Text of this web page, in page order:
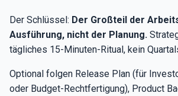
Der Schlüssel: Der Großteil der
Ausführung, nicht der Planung.
tägliches 15-Minuten-Ritual, kein
Optional folgen Release Plan (für
oder Budget-Rechtfertigung), Product